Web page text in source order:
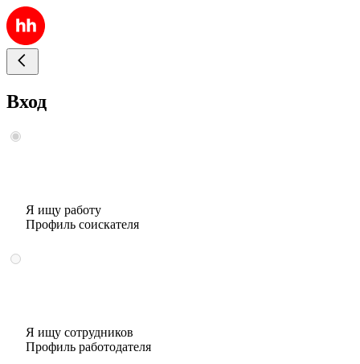
Вход
Я ищу работу
Профиль соискателя
Я ищу сотрудников
Профиль работодателя